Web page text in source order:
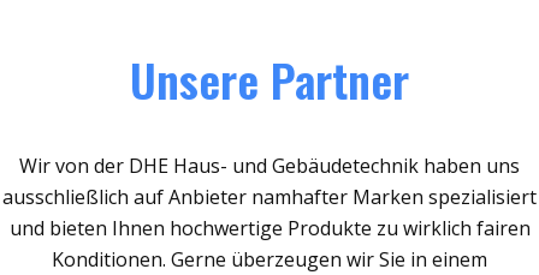
Unsere Partner
Wir von der DHE Haus- und Gebäudetechnik haben uns
ausschließlich auf Anbieter namhafter Marken spezialisiert
und bieten Ihnen hochwertige Produkte zu wirklich fairen
Konditionen. Gerne überzeugen wir Sie in einem